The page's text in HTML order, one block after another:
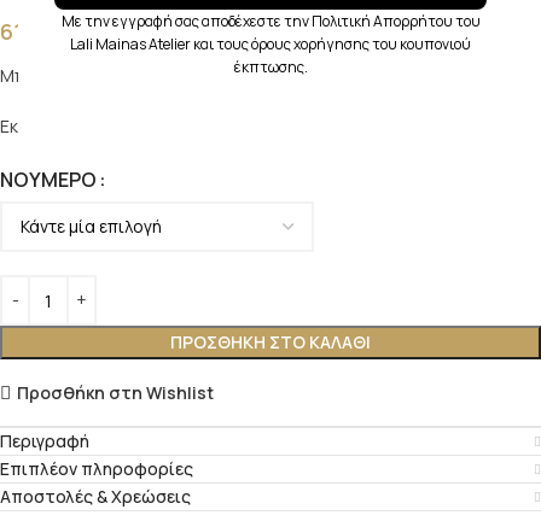
Με την εγγραφή σας αποδέχεστε την Πολιτική Απορρήτου του
Lali Mainas Atelier και τους όρους χορήγησης του κουπονιού
έκπτωσης.
61,90 €
Μποτάκι σε λευκό δέρμα και μέντα καστόρ δέρμα
Εκτιμώμενη παράδοση: 10-15 ημέρες
ΝΟΎΜΕΡΟ
ΠΡΟΣΘΉΚΗ ΣΤΟ ΚΑΛΆΘΙ
Προσθήκη στη Wishlist
Περιγραφή
Επιπλέον πληροφορίες
Αποστολές & Χρεώσεις